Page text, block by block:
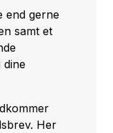
end gerne
samt et
dine
Her